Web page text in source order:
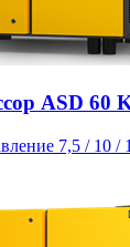
ASD 60
7,5 / 10